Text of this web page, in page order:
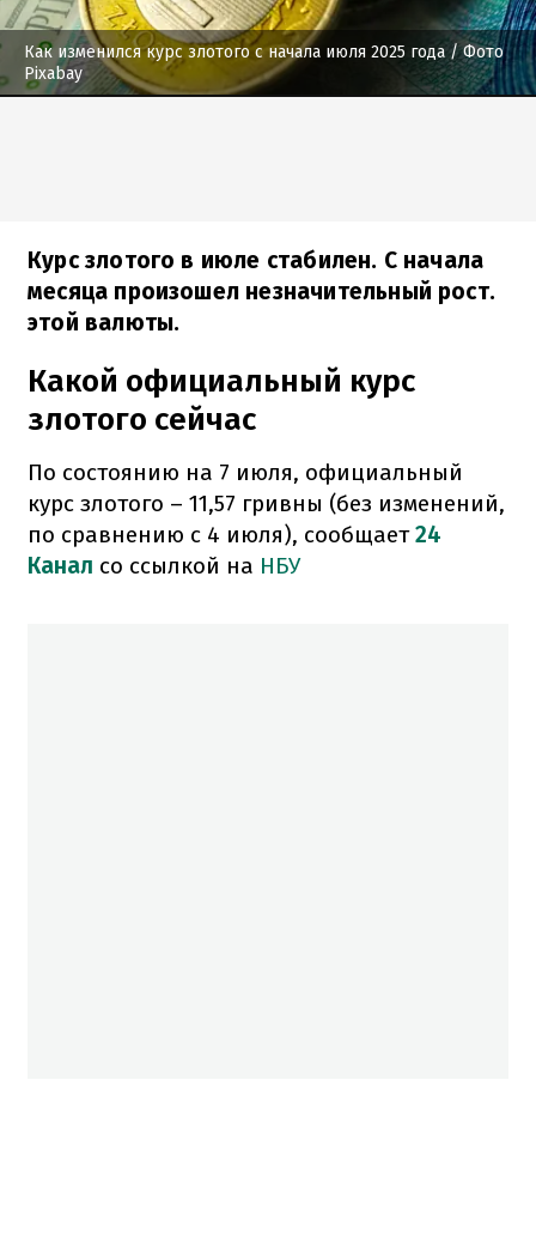
Как изменился курс злотого с начала июля 2025 года/ Фото
Pixabay
Курс злотого в июле стабилен. С начала
месяца произошел незначительный рост.
этой валюты.
Какой официальный курс
злотого сейчас
По состоянию на 7 июля, официальный
курс злотого – 11,57 гривны (без изменений,
по сравнению с 4 июля), сообщает 24
Канал со ссылкой на НБУ